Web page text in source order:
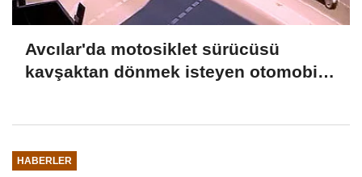
Avcılar'da motosiklet sürücüsü
kavşaktan dönmek isteyen otomobile
HABERLER